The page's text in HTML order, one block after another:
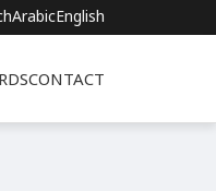
ArabicEnglish
CONTACT